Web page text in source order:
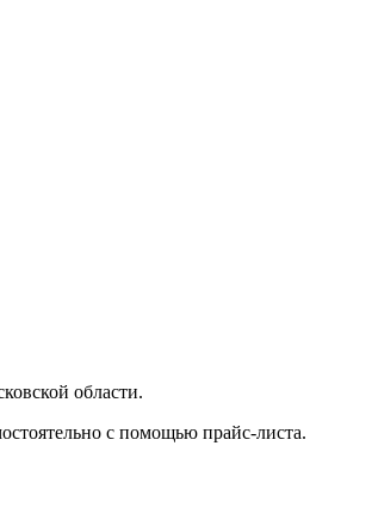
области.
с помощью прайс-листа.